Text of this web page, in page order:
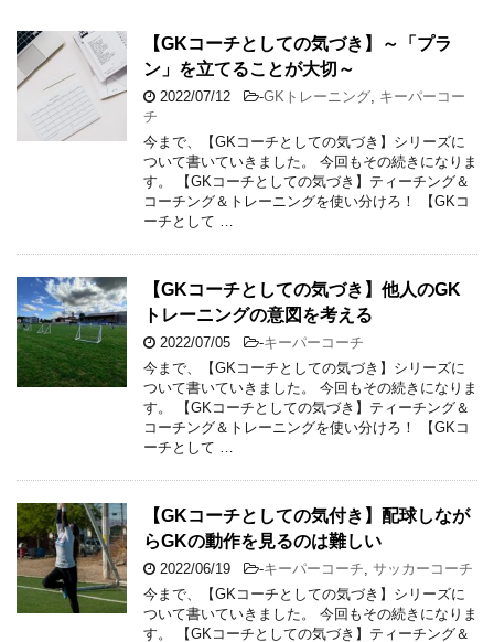
【GKコーチとしての気づき】～「プラ
ン」を立てることが大切～
2022/07/12 -GKトレーニング キーパーコー
チ
今まで、【GKコーチとしての気づき】シリーズに
ついて書いていきました。 今回もその続きになりま
す。 【GKコーチとしての気づき】ティーチング＆
コーチング＆トレーニングを使い分けろ！ 【GKコ
ーチとして …
【GKコーチとしての気づき】他人のGK
トレーニングの意図を考える
2022/07/05 -キーパーコーチ
今まで、【GKコーチとしての気づき】シリーズに
ついて書いていきました。 今回もその続きになりま
す。 【GKコーチとしての気づき】ティーチング＆
コーチング＆トレーニングを使い分けろ！ 【GKコ
ーチとして …
【GKコーチとしての気付き】配球しなが
らGKの動作を見るのは難しい
2022/06/19 -キーパーコーチ サッカーコーチ
今まで、【GKコーチとしての気づき】シリーズに
ついて書いていきました。 今回もその続きになりま
す。 【GKコーチとしての気づき】ティーチング＆